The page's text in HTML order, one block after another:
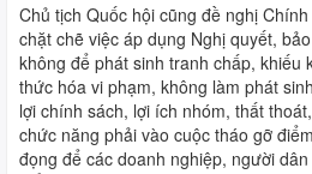
Chủ tịch Quốc hội cũng đề nghị
chặt chẽ việc áp dụng Nghị quyết,
không để phát sinh tranh chấp, khiếu
thức hóa vi phạm, không làm phát
lợi chính sách, lợi ích nhóm, thất
chức năng phải vào cuộc tháo gỡ
đọng để các doanh nghiệp, người